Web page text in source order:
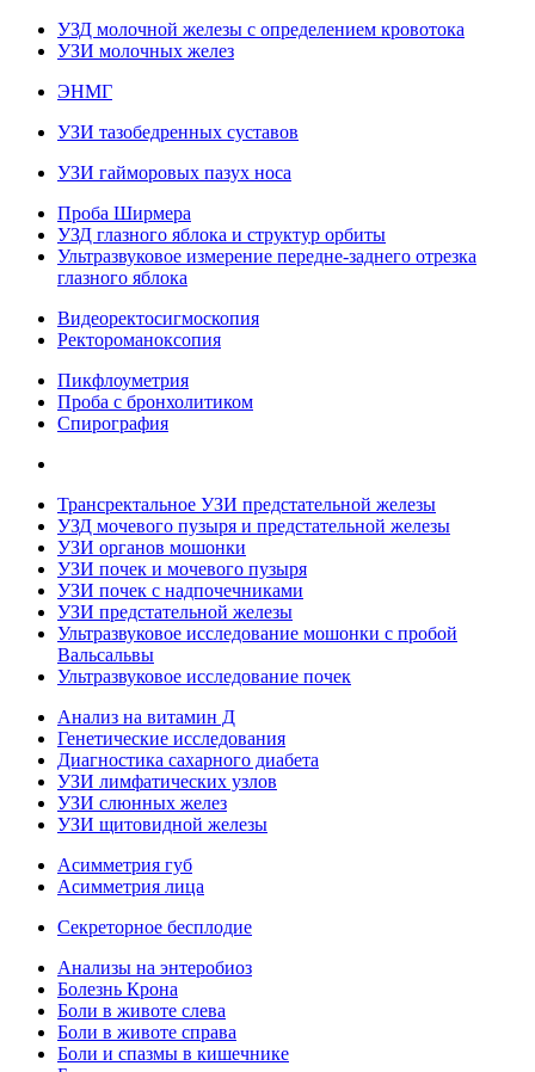
УЗД молочной железы с определением кровотока
УЗИ молочных желез
ЭНМГ
УЗИ тазобедренных суставов
УЗИ гайморовых пазух носа
Проба Ширмера
УЗД глазного яблока и структур орбиты
Ультразвуковое измерение передне-заднего отрезка
глазного яблока
Видеоректосигмоскопия
Ректороманоксопия
Пикфлоуметрия
Проба с бронхолитиком
Спирография
Трансректальное УЗИ предстательной железы
УЗД мочевого пузыря и предстательной железы
УЗИ органов мошонки
УЗИ почек и мочевого пузыря
УЗИ почек с надпочечниками
УЗИ предстательной железы
Ультразвуковое исследование мошонки с пробой
Вальсальвы
Ультразвуковое исследование почек
Анализ на витамин Д
Генетические исследования
Диагностика сахарного диабета
УЗИ лимфатических узлов
УЗИ слюнных желез
УЗИ щитовидной железы
Асимметрия губ
Асимметрия лица
Секреторное бесплодие
Анализы на энтеробиоз
Болезнь Крона
Боли в животе слева
Боли в животе справа
Боли и спазмы в кишечнике